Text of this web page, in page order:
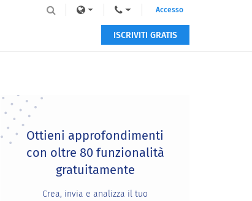
Accesso
ISCRIVITI GRATIS
Primary
Sidebar
Ottieni approfondimenti
con oltre 80 funzionalità
gratuitamente
Crea, invia e analizza il tuo